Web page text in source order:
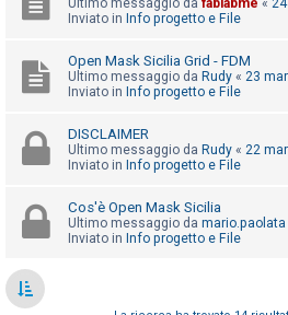
t
v
C
e
c
a
Ultimo messaggio da fablabme «
Inviato in Info progetto e File
Open Mask Sicilia Grid - FDM
Ultimo messaggio da Rudy « 23
Inviato in Info progetto e File
DISCLAIMER
Ultimo messaggio da Rudy « 22
Inviato in Info progetto e File
Cos'è Open Mask Sicilia
Ultimo messaggio da mario.paolata
Inviato in Info progetto e File